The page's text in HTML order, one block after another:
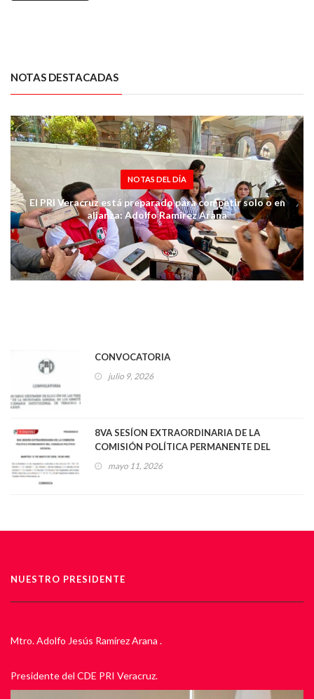
NOTAS DESTACADAS
NOTAS DEL DÍA
El PRI Veracruz está preparado para competir solo o en
alianza: Adolfo Ramírez Arana
CONVOCATORIA
julio 9, 2026
8VA SESÍON EXTRAORDINARIA DE LA
COMISIÓN POLÍTICA PERMANENTE DEL
CONSEJO POLÍTICO ESTATAL
mayo 11, 2026
NUESTRO PRESIDENTE
Mtro. Adolfo Jesús Ramírez Arana .
Presidente del CDE PRI Veracruz.